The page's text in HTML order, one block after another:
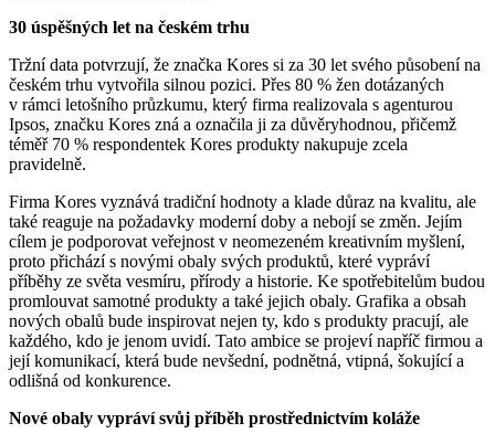
30 úspěšných let na českém trhu
Tržní data potvrzují, že značka Kores si za 30 let svého působení na
českém trhu vytvořila silnou pozici. Přes 80 % žen dotázaných
v rámci letošního průzkumu, který firma realizovala s agenturou
Ipsos, značku Kores zná a označila ji za důvěryhodnou, přičemž
téměř 70 % respondentek Kores produkty nakupuje zcela
pravidelně.
Firma Kores vyznává tradiční hodnoty a klade důraz na kvalitu, ale
také reaguje na požadavky moderní doby a nebojí se změn. Jejím
cílem je podporovat veřejnost v neomezeném kreativním myšlení,
proto přichází s novými obaly svých produktů, které vypráví
příběhy ze světa vesmíru, přírody a historie. Ke spotřebitelům budou
promlouvat samotné produkty a také jejich obaly. Grafika a obsah
nových obalů bude inspirovat nejen ty, kdo s produkty pracují, ale
každého, kdo je jenom uvidí. Tato ambice se projeví napříč firmou a
její komunikací, která bude nevšední, podnětná, vtipná, šokující a
odlišná od konkurence.
Nové obaly vypráví svůj příběh prostřednictvím koláže